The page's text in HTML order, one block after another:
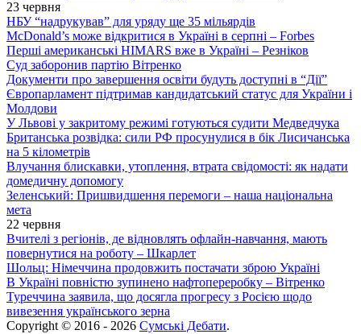
23 червня
НБУ “надрукував” для уряду ще 35 мільярдів
McDonald’s може відкритися в Україні в серпні – Forbes
Перші американські HIMARS вже в Україні – Резніков
Суд заборонив партію Вітренко
Документи про завершення освіти будуть доступні в “Дії”
Європарламент підтримав кандидатський статус для України і
Молдови
У Львові у закритому режимі готуються судити Медведчука
Британська розвідка: сили РФ просунулися в бік Лисичанська
на 5 кілометрів
Влучання блискавки, утоплення, втрата свідомості: як надати
домедичну допомогу
Зеленський: Пришвидшення перемоги – наша національна
мета
22 червня
Вчителі з регіонів, де відновлять офлайн-навчання, мають
повернутися на роботу – Шкарлет
Шольц: Німеччина продовжить постачати зброю Україні
В Україні повністю зупинено нафтопереробку – Вітренко
Туреччина заявила, що досягла прогресу з Росією щодо
вивезення українського зерна
Copyright © 2016 - 2026 Сумські Дебати.